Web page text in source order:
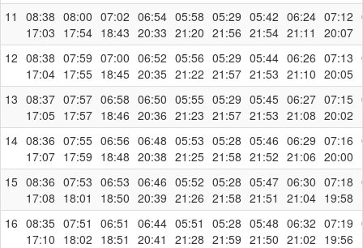
11
08:38
17:03
08:00
17:54
07:02
18:43
06:54
20:33
05:58
21:20
05:29
21:56
05:42
21:54
06:24
21:11
07:12
20:07
12 08:38
17:04
07:59
17:55
07:00
18:45
06:52
20:35
05:56
21:22
05:29
21:57
05:44
21:53
06:26
21:10
07:13
20:05
13 08:37
17:05
07:57
17:57
06:58
18:46
06:50
20:36
05:55
21:23
05:29
21:57
05:45
21:53
06:27
21:08
07:15
20:02
14 08:36
17:07
07:55
17:59
06:56
18:48
06:48
20:38
05:53
21:25
05:28
21:58
05:46
21:52
06:29
21:06
07:16
20:00
15 08:36
17:08
07:53
18:01
06:53
18:50
06:46
20:39
05:52
21:26
05:28
21:58
05:47
21:51
06:30
21:04
07:18
19:58
16 08:35
17:10
07:51
18:02
06:51
18:51
06:44
20:41
05:51
21:28
05:28
21:59
05:48
21:50
06:32
21:02
07:19
19:56